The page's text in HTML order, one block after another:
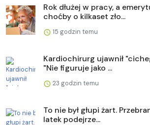
Rok dłużej w pracy, a
choćby o kilkaset zło...
15 godzin temu
Kardiochirurg ujawnił
"Nie figuruje jako ...
23 godzin temu
To nie był głupi żart.
latek podejrze...